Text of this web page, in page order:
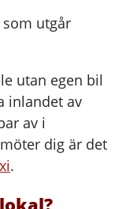
utgår
utan egen bil
inlandet av
av i
dig är det
.